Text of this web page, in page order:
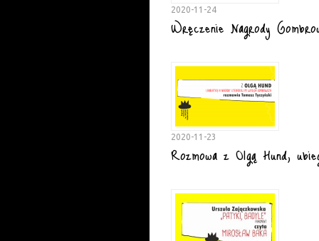
2020-11-24
Wręczenie Nagrody
2020-11-23
Rozmowa z Olgą Hund,